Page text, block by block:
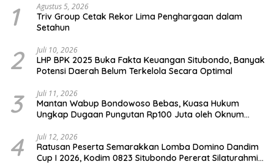
1 Agustus 5, 2026
Triv Group Cetak Rekor Lima Penghargaan dalam
Setahun
2 Juli 10, 2026
LHP BPK 2025 Buka Fakta Keuangan Situbondo, Banyak
Potensi Daerah Belum Terkelola Secara Optimal
3 Juli 11, 2026
Mantan Wabup Bondowoso Bebas, Kuasa Hukum
Ungkap Dugaan Pungutan Rp100 Juta oleh Oknum
4 Juli 12, 2026
Ratusan Peserta Semarakkan Lomba Domino Dandim
Cup I 2026, Kodim 0823 Situbondo Pererat Silaturahmi